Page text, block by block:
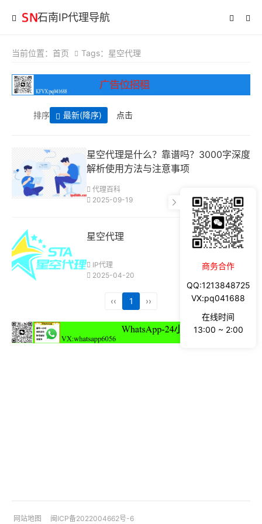
石南IP代理导航
当前位置： 首页 Tags：星空代理
排序 最新(降序) 点击
星空代理是什么？靠谱吗？3000字深度
解析使用方法与注意事项
代理百科
2025-09-19
星空代理
IP代理
2025-04-20
‹‹ 1 ››
网站地图 闽ICP备2022004662号-6
商务合作
QQ:1213848725
VX:pq041688
在线时间
13:00 ~ 2:00